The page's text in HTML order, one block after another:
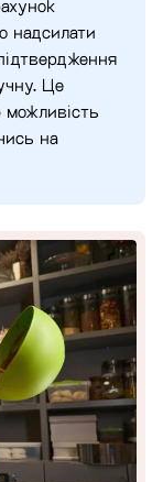
надсилати
Це
можливість
на